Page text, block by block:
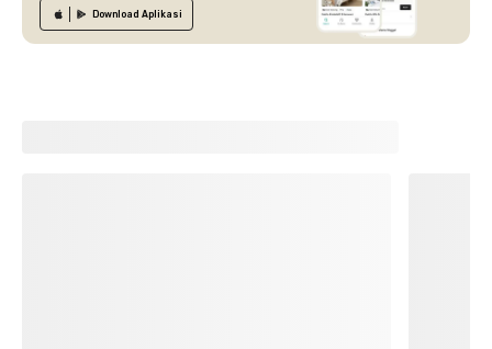
Download Aplikasi